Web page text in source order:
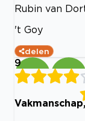
Rubin van
't Goy
delen
9